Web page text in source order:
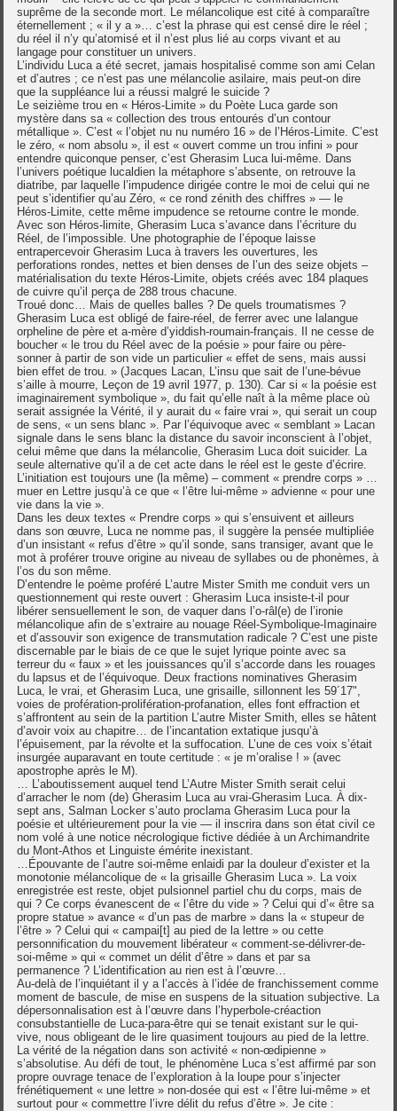
suprême de la seconde mort. Le mélancolique est cité à comparaître
éternellement ; « il y a »… c’est la phrase qui est censé dire le réel ;
du réel il n’y qu’atomisé et il n’est plus lié au corps vivant et au
langage pour constituer un univers.
L’individu Luca a été secret, jamais hospitalisé comme son ami Celan
et d’autres ; ce n’est pas une mélancolie asilaire, mais peut-on dire
que la suppléance lui a réussi malgré le suicide ?
Le seizième trou en « Héros-Limite » du Poète Luca garde son
mystère dans sa « collection des trous entourés d’un contour
métallique ». C’est « l’objet nu nu numéro 16 » de l’Héros-Limite. C’est
le zéro, « nom absolu », il est « ouvert comme un trou infini » pour
entendre quiconque penser, c’est Gherasim Luca lui-même. Dans
l’univers poétique lucaldien la métaphore s’absente, on retrouve la
diatribe, par laquelle l’impudence dirigée contre le moi de celui qui ne
peut s’identifier qu’au Zéro, « ce rond zénith des chiffres » — le
Héros-Limite, cette même impudence se retourne contre le monde.
Avec son Héros-limite, Gherasim Luca s’avance dans l’écriture du
Réel, de l’impossible. Une photographie de l’époque laisse
entrapercevoir Gherasim Luca à travers les ouvertures, les
perforations rondes, nettes et bien denses de l’un des seize objets –
matérialisation du texte Héros-Limite, objets créés avec 184 plaques
de cuivre qu’il perça de 288 trous chacune.
Troué donc… Mais de quelles balles ? De quels troumatismes ?
Gherasim Luca est obligé de faire-réel, de ferrer avec une lalangue
orpheline de père et a-mère d’yiddish-roumain-français. Il ne cesse de
boucher « le trou du Réel avec de la poésie » pour faire ou père-
sonner à partir de son vide un particulier « effet de sens, mais aussi
bien effet de trou. » (Jacques Lacan, L’insu que sait de l’une-bévue
s’aille à mourre, Leçon de 19 avril 1977, p. 130). Car si « la poésie est
imaginairement symbolique », du fait qu’elle naît à la même place où
serait assignée la Vérité, il y aurait du « faire vrai », qui serait un coup
de sens, « un sens blanc ». Par l’équivoque avec « semblant » Lacan
signale dans le sens blanc la distance du savoir inconscient à l’objet,
celui même que dans la mélancolie, Gherasim Luca doit suicider. La
seule alternative qu’il a de cet acte dans le réel est le geste d’écrire.
L’initiation est toujours une (la même) – comment « prendre corps » …
muer en Lettre jusqu’à ce que « l’être lui-même » advienne « pour une
vie dans la vie ».
Dans les deux textes « Prendre corps » qui s’ensuivent et ailleurs
dans son œuvre, Luca ne nomme pas, il suggère la pensée multipliée
d’un insistant « refus d’être » qu’il sonde, sans transiger, avant que le
mot à proférer trouve origine au niveau de syllabes ou de phonèmes, à
l’os du son même.
D’entendre le poème proféré L’autre Mister Smith me conduit vers un
questionnement qui reste ouvert : Gherasim Luca insiste-t-il pour
libérer sensuellement le son, de vaquer dans l’o-râl(e) de l’ironie
mélancolique afin de s’extraire au nouage Réel-Symbolique-Imaginaire
et d’assouvir son exigence de transmutation radicale ? C’est une piste
discernable par le biais de ce que le sujet lyrique pointe avec sa
terreur du « faux » et les jouissances qu’il s’accorde dans les rouages
du lapsus et de l’équivoque. Deux fractions nominatives Gherasim
Luca, le vrai, et Gherasim Luca, une grisaille, sillonnent les 59´17",
voies de profération-prolifération-profanation, elles font effraction et
s’affrontent au sein de la partition L’autre Mister Smith, elles se hâtent
d’avoir voix au chapitre… de l’incantation extatique jusqu’à
l’épuisement, par la révolte et la suffocation. L’une de ces voix s’était
insurgée auparavant en toute certitude : « je m’oralise ! » (avec
apostrophe après le M).
… L’aboutissement auquel tend L’Autre Mister Smith serait celui
d’arracher le nom (de) Gherasim Luca au vrai-Gherasim Luca. À dix-
sept ans, Salman Locker s’auto proclama Gherasim Luca pour la
poésie et ultérieurement pour la vie — il inscrira dans son état civil ce
nom volé à une notice nécrologique fictive dédiée à un Archimandrite
du Mont-Athos et Linguiste émérite inexistant.
…Épouvante de l’autre soi-même enlaidi par la douleur d’exister et la
monotonie mélancolique de « la grisaille Gherasim Luca ». La voix
enregistrée est reste, objet pulsionnel partiel chu du corps, mais de
qui ? Ce corps évanescent de « l’être du vide » ? Celui qui d’« être sa
propre statue » avance « d’un pas de marbre » dans la « stupeur de
l’être » ? Celui qui « campai[t] au pied de la lettre » ou cette
personnification du mouvement libérateur « comment-se-délivrer-de-
soi-même » qui « commet un délit d’être » dans et par sa
permanence ? L’identification au rien est à l’œuvre…
Au-delà de l’inquiétant il y a l’accès à l’idée de franchissement comme
moment de bascule, de mise en suspens de la situation subjective. La
dépersonnalisation est à l’œuvre dans l’hyperbole-créaction
consubstantielle de Luca-para-être qui se tenait existant sur le qui-
vive, nous obligeant de le lire quasiment toujours au pied de la lettre.
La vérité de la négation dans son activité « non-œdipienne »
s’absolutise. Au défi de tout, le phénomène Luca s’est affirmé par son
propre ouvrage tenace de l’exploration à la loupe pour s’injecter
frénétiquement « une lettre » non-dosée qui est « l’être lui-même » et
surtout pour « commettre l’ivre délit du refus d’être ». Je cite :